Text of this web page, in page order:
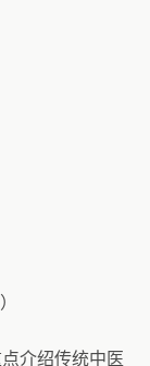
介绍传统中医